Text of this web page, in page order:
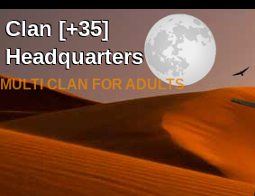
Clan [+35]
Headquarters
MULTI CLAN FOR ADULTS